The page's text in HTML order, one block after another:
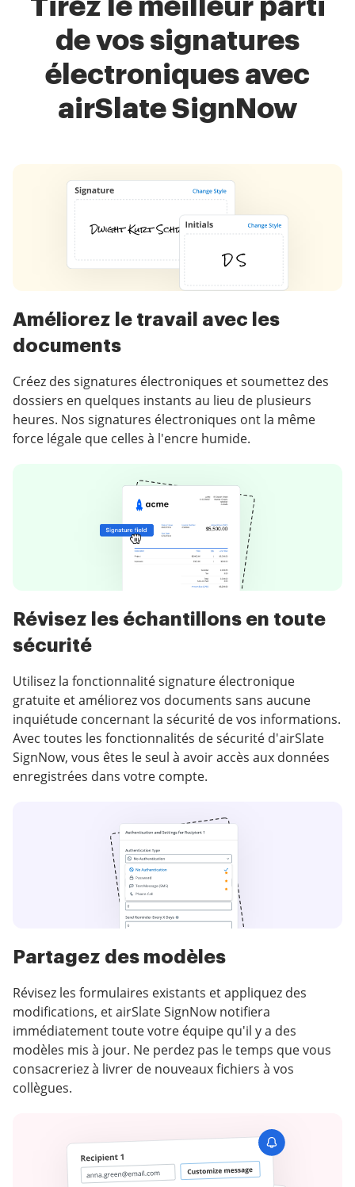
Tirez le meilleur parti
de vos signatures
électroniques avec
airSlate SignNow
Améliorez le travail avec les
documents
Créez des signatures électroniques et soumettez des
dossiers en quelques instants au lieu de plusieurs
heures. Nos signatures électroniques ont la même
force légale que celles à l'encre humide.
Révisez les échantillons en toute
sécurité
Utilisez la fonctionnalité signature électronique
gratuite et améliorez vos documents sans aucune
inquiétude concernant la sécurité de vos informations.
Avec toutes les fonctionnalités de sécurité d'airSlate
SignNow, vous êtes le seul à avoir accès aux données
enregistrées dans votre compte.
Partagez des modèles
Révisez les formulaires existants et appliquez des
modifications, et airSlate SignNow notifiera
immédiatement toute votre équipe qu'il y a des
modèles mis à jour. Ne perdez pas le temps que vous
consacreriez à livrer de nouveaux fichiers à vos
collègues.